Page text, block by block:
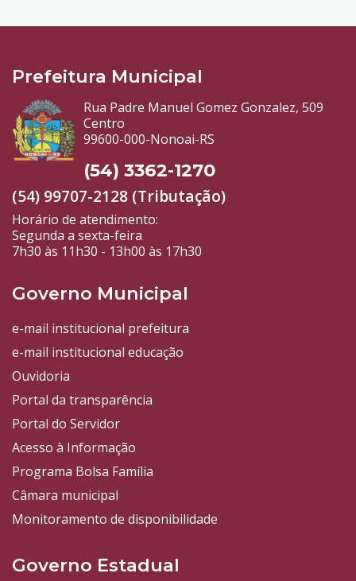
Prefeitura Municipal
Rua Padre Manuel Gomez Gonzalez, 509
Centro
99600-000-Nonoai-RS
(54) 3362-1270
(54) 99707-2128 (Tributação)
Horário de atendimento:
Segunda a sexta-feira
7h30 às 11h30 - 13h00 às 17h30
Governo Municipal
e-mail institucional prefeitura
e-mail institucional educação
Ouvidoria
Portal da transparência
Portal do Servidor
Acesso à Informação
Programa Bolsa Família
Câmara municipal
Monitoramento de disponibilidade
Governo Estadual